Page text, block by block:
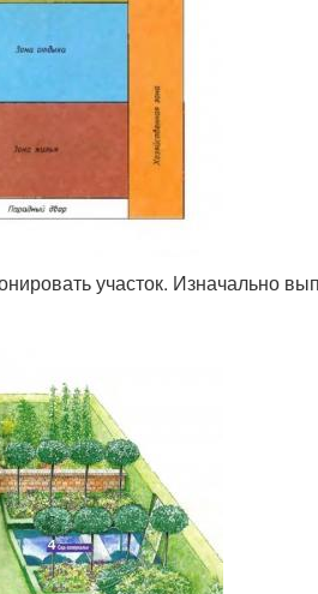
участок. Изначально